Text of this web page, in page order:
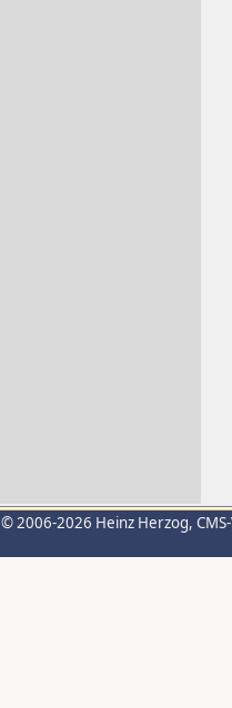
© 2006-2026 Heinz Herzog,